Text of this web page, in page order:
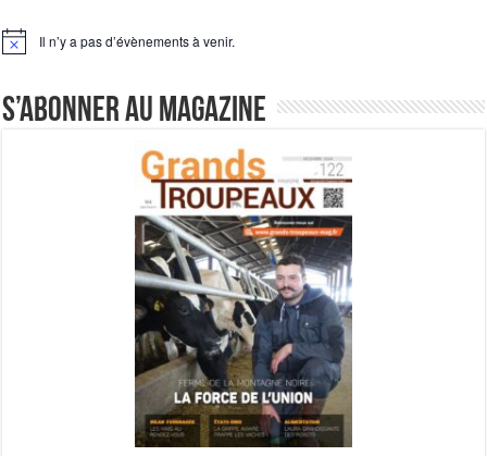
Notice Il n’y a pas d’évènements à venir.
S’abonner au magazine